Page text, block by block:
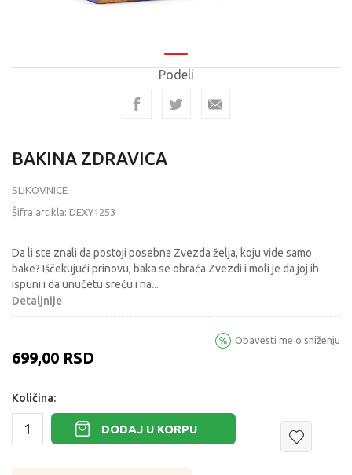
Podeli
BAKINA ZDRAVICA
SLIKOVNICE
Šifra artikla: DEXY1253
Da li ste znali da postoji posebna Zvezda želja, koju vide samo
bake? Iščekujući prinovu, baka se obraća Zvezdi i moli je da joj ih
ispuni i da unučetu sreću i na...
Detaljnije
699,00 RSD
Obavesti me o sniženju
Količina:
DODAJ U KORPU